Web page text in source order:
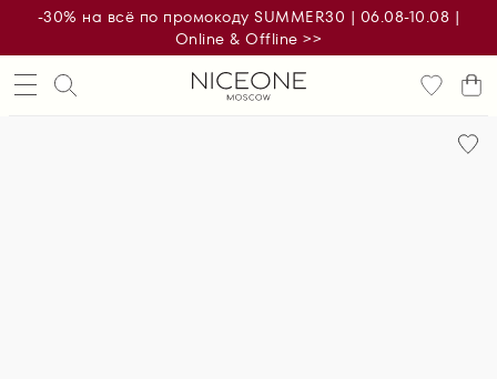
-30% на всё по промокоду SUMMER30 | 06.08-10.08 |
Online & Offline >>